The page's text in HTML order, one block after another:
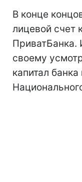
В конце
лицевой счет
ПриватБанка.
своему
капитал